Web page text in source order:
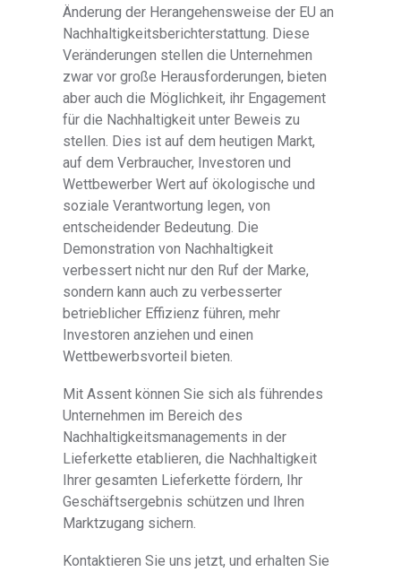
Änderung der Herangehensweise der EU an
Nachhaltigkeitsberichterstattung. Diese
Veränderungen stellen die Unternehmen
zwar vor große Herausforderungen, bieten
aber auch die Möglichkeit, ihr Engagement
für die Nachhaltigkeit unter Beweis zu
stellen. Dies ist auf dem heutigen Markt,
auf dem Verbraucher, Investoren und
Wettbewerber Wert auf ökologische und
soziale Verantwortung legen, von
entscheidender Bedeutung. Die
Demonstration von Nachhaltigkeit
verbessert nicht nur den Ruf der Marke,
sondern kann auch zu verbesserter
betrieblicher Effizienz führen, mehr
Investoren anziehen und einen
Wettbewerbsvorteil bieten.
Mit Assent können Sie sich als führendes
Unternehmen im Bereich des
Nachhaltigkeitsmanagements in der
Lieferkette etablieren, die Nachhaltigkeit
Ihrer gesamten Lieferkette fördern, Ihr
Geschäftsergebnis schützen und Ihren
Marktzugang sichern.
Kontaktieren Sie uns jetzt, und erhalten Sie